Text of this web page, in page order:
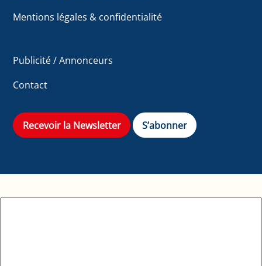
Mentions légales & confidentialité
Publicité / Annonceurs
Contact
Recevoir la Newsletter S’abonner